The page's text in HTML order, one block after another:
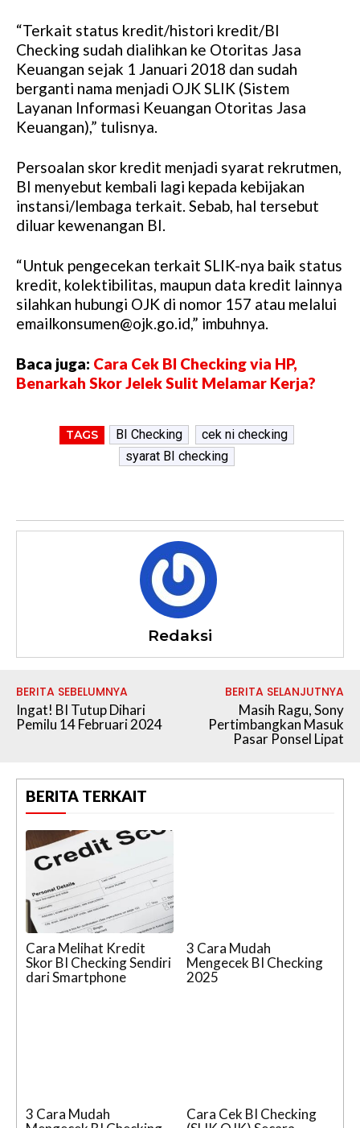
“Terkait status kredit/histori kredit/BI
Checking sudah dialihkan ke Otoritas Jasa
Keuangan sejak 1 Januari 2018 dan sudah
berganti nama menjadi OJK SLIK (Sistem
Layanan Informasi Keuangan Otoritas Jasa
Keuangan),” tulisnya.
Persoalan skor kredit menjadi syarat rekrutmen,
BI menyebut kembali lagi kepada kebijakan
instansi/lembaga terkait. Sebab, hal tersebut
diluar kewenangan BI.
“Untuk pengecekan terkait SLIK-nya baik status
kredit, kolektibilitas, maupun data kredit lainnya
silahkan hubungi OJK di nomor 157 atau melalui
emailkonsumen@ojk.go.id,” imbuhnya.
Baca juga: Cara Cek BI Checking via HP,
Benarkah Skor Jelek Sulit Melamar Kerja?
TAGS BI Checking
cek ni checking
syarat BI checking
Redaksi
BERITA SEBELUMNYA
Ingat! BI Tutup Dihari
Pemilu 14 Februari 2024
BERITA SELANJUTNYA
Masih Ragu, Sony
Pertimbangkan Masuk
Pasar Ponsel Lipat
BERITA TERKAIT
Cara Melihat Kredit
Skor BI Checking Sendiri
dari Smartphone
3 Cara Mudah
Mengecek BI Checking
2025
3 Cara Mudah
Cara Cek BI Checking